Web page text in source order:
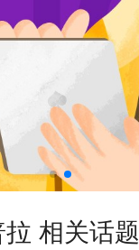
拉 相关话题